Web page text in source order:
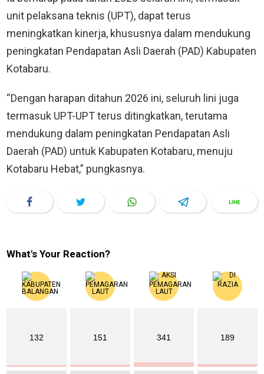
unit pelaksana teknis (UPT), dapat terus
meningkatkan kinerja, khususnya dalam mendukung
peningkatan Pendapatan Asli Daerah (PAD) Kabupaten
Kotabaru.
“Dengan harapan ditahun 2026 ini, seluruh lini juga
termasuk UPT-UPT terus ditingkatkan, terutama
mendukung dalam peningkatan Pendapatan Asli
Daerah (PAD) untuk Kabupaten Kotabaru, menuju
Kotabaru Hebat,” pungkasnya.
What's Your Reaction?
132 151 341 189